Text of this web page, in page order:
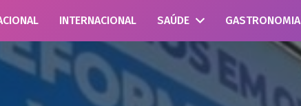
INTERNACIONAL SAÚDE GASTRONOMIA